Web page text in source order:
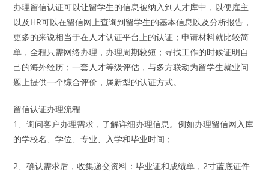
办理留信认证可以让留学生的信息被纳入到人才库中，以便雇主
以及HR可以在留信网上查询到留学生的基本信息以及分析报告，
更多的来说相当于在人才认证平台上的认证；申请材料就比较简
单，全程只需网络办理，办理周期较短；寻找工作的时候证明自
己的海外经历；一套人才等级评估，与多方联动为留学生就业问
题上提供一个综合评价，属新型的认证方式。
留信认证办理流程
1、询问客户办理需求，了解详细办理信息。例如办理留信网入库
的学校名、学位、专业、入学和毕业时间；
2、确认需求后，收集递交资料：毕业证和成绩单，2寸蓝底证件